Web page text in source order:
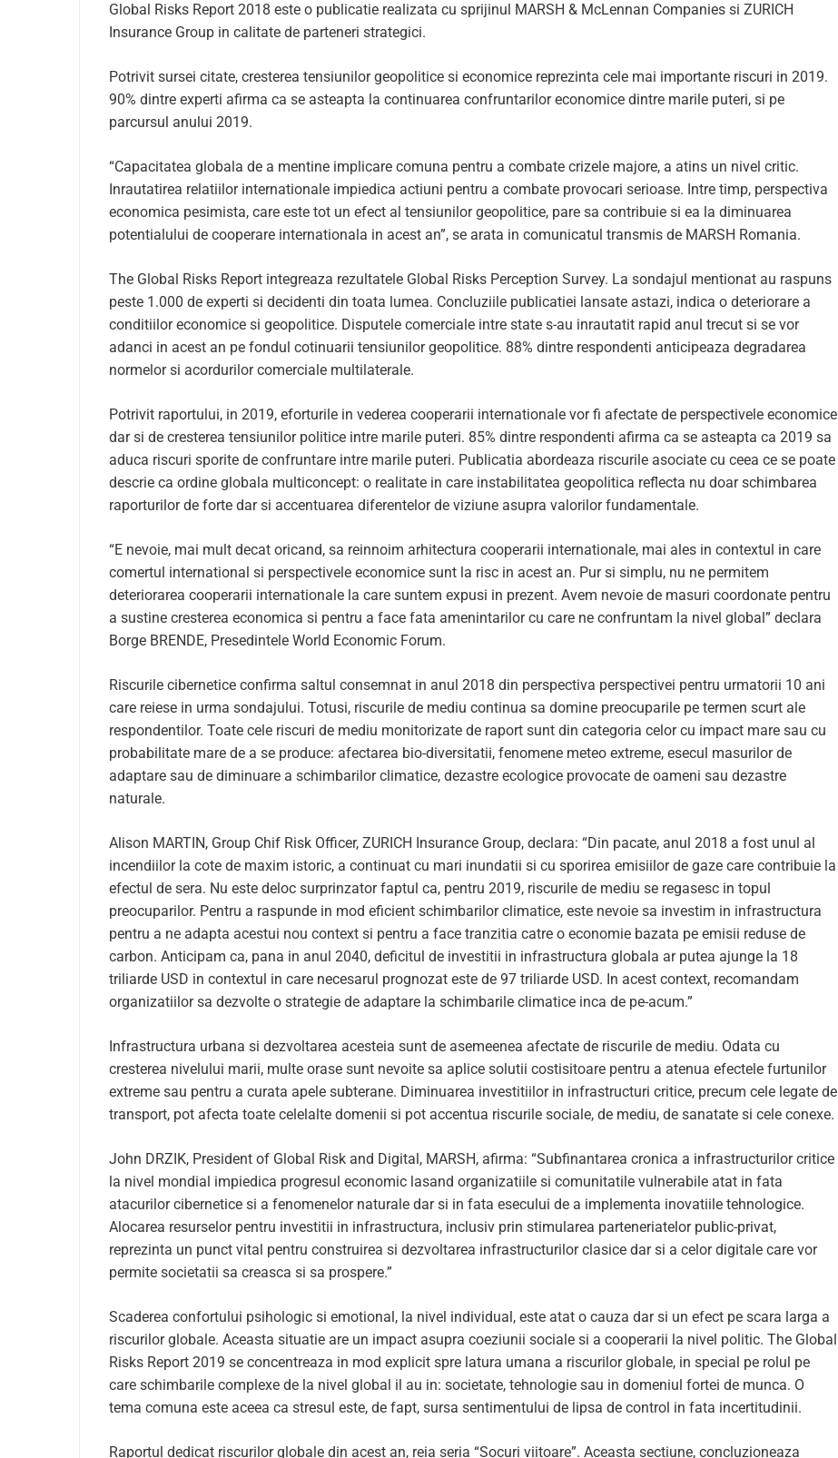
Global Risks Report 2018 este o publicatie realizata cu sprijinul MARSH & McLennan Companies si ZURICH
Insurance Group in calitate de parteneri strategici.
Potrivit sursei citate, cresterea tensiunilor geopolitice si economice reprezinta cele mai importante riscuri in 2019.
90% dintre experti afirma ca se asteapta la continuarea confruntarilor economice dintre marile puteri, si pe
parcursul anului 2019.
“Capacitatea globala de a mentine implicare comuna pentru a combate crizele majore, a atins un nivel critic.
Inrautatirea relatiilor internationale impiedica actiuni pentru a combate provocari serioase. Intre timp, perspectiva
economica pesimista, care este tot un efect al tensiunilor geopolitice, pare sa contribuie si ea la diminuarea
potentialului de cooperare internationala in acest an”, se arata in comunicatul transmis de MARSH Romania.
The Global Risks Report integreaza rezultatele Global Risks Perception Survey. La sondajul mentionat au raspuns
peste 1.000 de experti si decidenti din toata lumea. Concluziile publicatiei lansate astazi, indica o deteriorare a
conditiilor economice si geopolitice. Disputele comerciale intre state s-au inrautatit rapid anul trecut si se vor
adanci in acest an pe fondul cotinuarii tensiunilor geopolitice. 88% dintre respondenti anticipeaza degradarea
normelor si acordurilor comerciale multilaterale.
Potrivit raportului, in 2019, eforturile in vederea cooperarii internationale vor fi afectate de perspectivele economice
dar si de cresterea tensiunilor politice intre marile puteri. 85% dintre respondenti afirma ca se asteapta ca 2019 sa
aduca riscuri sporite de confruntare intre marile puteri. Publicatia abordeaza riscurile asociate cu ceea ce se poate
descrie ca ordine globala multiconcept: o realitate in care instabilitatea geopolitica reflecta nu doar schimbarea
raporturilor de forte dar si accentuarea diferentelor de viziune asupra valorilor fundamentale.
“E nevoie, mai mult decat oricand, sa reinnoim arhitectura cooperarii internationale, mai ales in contextul in care
comertul international si perspectivele economice sunt la risc in acest an. Pur si simplu, nu ne permitem
deteriorarea cooperarii internationale la care suntem expusi in prezent. Avem nevoie de masuri coordonate pentru
a sustine cresterea economica si pentru a face fata amenintarilor cu care ne confruntam la nivel global” declara
Borge BRENDE, Presedintele World Economic Forum.
Riscurile cibernetice confirma saltul consemnat in anul 2018 din perspectiva perspectivei pentru urmatorii 10 ani
care reiese in urma sondajului. Totusi, riscurile de mediu continua sa domine preocuparile pe termen scurt ale
respondentilor. Toate cele riscuri de mediu monitorizate de raport sunt din categoria celor cu impact mare sau cu
probabilitate mare de a se produce: afectarea bio-diversitatii, fenomene meteo extreme, esecul masurilor de
adaptare sau de diminuare a schimbarilor climatice, dezastre ecologice provocate de oameni sau dezastre
naturale.
Alison MARTIN, Group Chif Risk Officer, ZURICH Insurance Group, declara: “Din pacate, anul 2018 a fost unul al
incendiilor la cote de maxim istoric, a continuat cu mari inundatii si cu sporirea emisiilor de gaze care contribuie la
efectul de sera. Nu este deloc surprinzator faptul ca, pentru 2019, riscurile de mediu se regasesc in topul
preocuparilor. Pentru a raspunde in mod eficient schimbarilor climatice, este nevoie sa investim in infrastructura
pentru a ne adapta acestui nou context si pentru a face tranzitia catre o economie bazata pe emisii reduse de
carbon. Anticipam ca, pana in anul 2040, deficitul de investitii in infrastructura globala ar putea ajunge la 18
triliarde USD in contextul in care necesarul prognozat este de 97 triliarde USD. In acest context, recomandam
organizatiilor sa dezvolte o strategie de adaptare la schimbarile climatice inca de pe-acum.”
Infrastructura urbana si dezvoltarea acesteia sunt de asemeenea afectate de riscurile de mediu. Odata cu
cresterea nivelului marii, multe orase sunt nevoite sa aplice solutii costisitoare pentru a atenua efectele furtunilor
extreme sau pentru a curata apele subterane. Diminuarea investitiilor in infrastructuri critice, precum cele legate de
transport, pot afecta toate celelalte domenii si pot accentua riscurile sociale, de mediu, de sanatate si cele conexe.
John DRZIK, President of Global Risk and Digital, MARSH, afirma: “Subfinantarea cronica a infrastructurilor critice
la nivel mondial impiedica progresul economic lasand organizatiile si comunitatile vulnerabile atat in fata
atacurilor cibernetice si a fenomenelor naturale dar si in fata esecului de a implementa inovatiile tehnologice.
Alocarea resurselor pentru investitii in infrastructura, inclusiv prin stimularea parteneriatelor public-privat,
reprezinta un punct vital pentru construirea si dezvoltarea infrastructurilor clasice dar si a celor digitale care vor
permite societatii sa creasca si sa prospere.”
Scaderea confortului psihologic si emotional, la nivel individual, este atat o cauza dar si un efect pe scara larga a
riscurilor globale. Aceasta situatie are un impact asupra coeziunii sociale si a cooperarii la nivel politic. The Global
Risks Report 2019 se concentreaza in mod explicit spre latura umana a riscurilor globale, in special pe rolul pe
care schimbarile complexe de la nivel global il au in: societate, tehnologie sau in domeniul fortei de munca. O
tema comuna este aceea ca stresul este, de fapt, sursa sentimentului de lipsa de control in fata incertitudinii.
Raportul dedicat riscurilor globale din acest an, reia seria “Socuri viitoare”. Aceasta sectiune, concluzioneaza